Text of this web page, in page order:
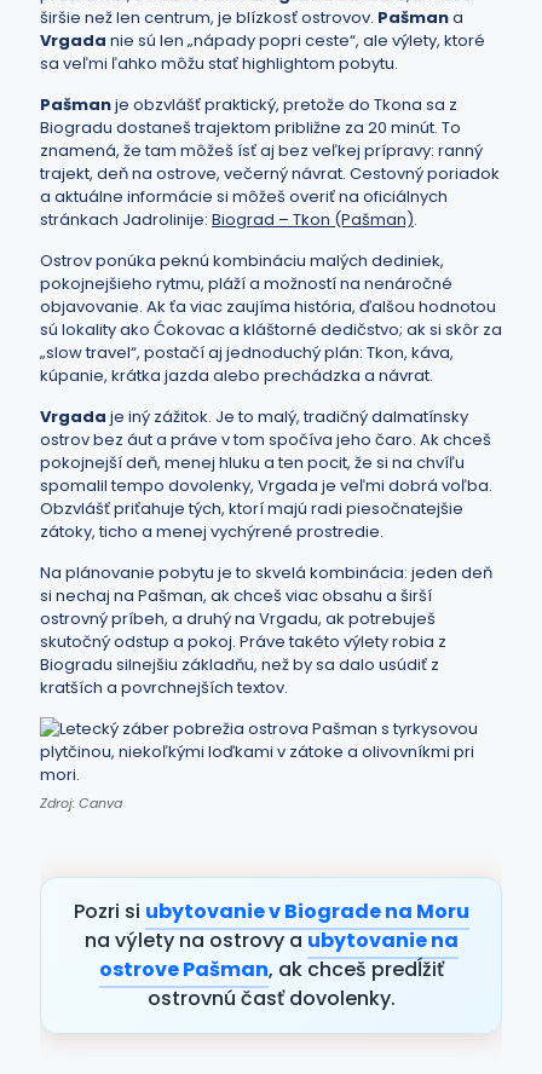
širšie než len centrum, je blízkosť ostrovov. Pašmana
Vrgada nie sú len „nápady popri ceste“, ale výlety, ktoré
sa veľmi ľahko môžu stať highlightom pobytu.
Pašmanje obzvlášť praktický, pretože do Tkona sa z
Biogradu dostaneš trajektom približne za 20 minút. To
znamená, že tam môžeš ísť aj bez veľkej prípravy: ranný
trajekt, deň na ostrove, večerný návrat. Cestovný poriadok
a aktuálne informácie si môžeš overiť na oficiálnych
stránkach Jadrolinije: Biograd – Tkon (Pašman).
Ostrov ponúka peknú kombináciu malých dediniek,
pokojnejšieho rytmu, pláží a možností na nenáročné
objavovanie. Ak ťa viac zaujíma história, ďalšou hodnotou
sú lokality ako Ćokovac a kláštorné dedičstvo; ak si skôr za
„slow travel“, postačí aj jednoduchý plán: Tkon, káva,
kúpanie, krátka jazda alebo prechádzka a návrat.
Vrgada je iný zážitok. Je to malý, tradičný dalmatínsky
ostrov bez áut a práve v tom spočíva jeho čaro. Ak chceš
pokojnejší deň, menej hluku a ten pocit, že si na chvíľu
spomalil tempo dovolenky, Vrgada je veľmi dobrá voľba.
Obzvlášť priťahuje tých, ktorí majú radi piesočnatejšie
zátoky, ticho a menej vychýrené prostredie.
Na plánovanie pobytu je to skvelá kombinácia: jeden deň
si nechaj na Pašman, ak chceš viac obsahu a širší
ostrovný príbeh, a druhý na Vrgadu, ak potrebuješ
skutočný odstup a pokoj. Práve takéto výlety robia z
Biogradu silnejšiu základňu, než by sa dalo usúdiť z
kratších a povrchnejších textov.
Zdroj: Canva
Pozri si ubytovanie v Biograde na Moru
na výlety na ostrovy a ubytovanie na
ostrove Pašman, ak chceš predĺžiť
ostrovnú časť dovolenky.